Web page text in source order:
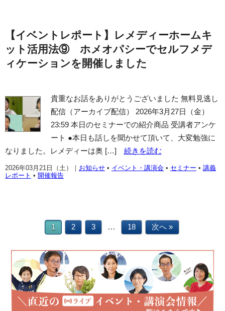
【イベントレポート】レメディーホームキ
ット活用法⑨ ホメオパシーでセルフメデ
ィケーションを開催しました
貴重なお話をありがとうございました 無料見逃し
配信（アーカイブ配信） 2026年3月27日（金）
23:59 本日のセミナーでの紹介商品 受講者アンケ
ート ●本日も話しを聞かせて頂いて、大変勉強に
なりました。レメディーは奥 […]
続きを読む
2026年03月21日（土） ｜ お知らせ • イベント・講演会 • セミナー • 講義
レポート • 開催報告
1 2 3 … 18 次へ »